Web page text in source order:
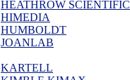
HEATHROW SCIENTIFIC
HIMEDIA
HUMBOLDT
JOANLAB
KARTELL